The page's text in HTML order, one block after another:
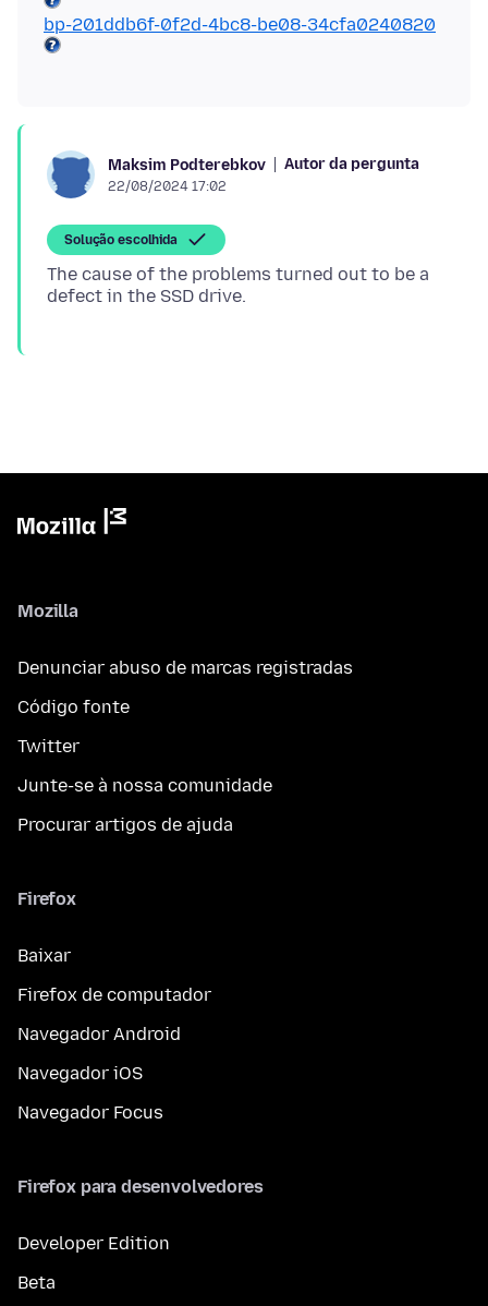
bp-201ddb6f-0f2d-4bc8-be08-34cfa0240820
Maksim Podterebkov Autor da pergunta
22/08/2024 17:02
Solução escolhida
The cause of the problems turned out to be a
Mozilla
Denunciar abuso de marcas registradas
Código fonte
Twitter
Junte-se à nossa comunidade
Procurar artigos de ajuda
Firefox
Baixar
Firefox de computador
Navegador Android
Navegador iOS
Navegador Focus
Firefox para desenvolvedores
Developer Edition
Beta